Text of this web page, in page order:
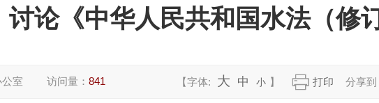
论《中华人民共和国水法（修
室 访问量： 841 【字体: 大 中 小 】 打印 分享到